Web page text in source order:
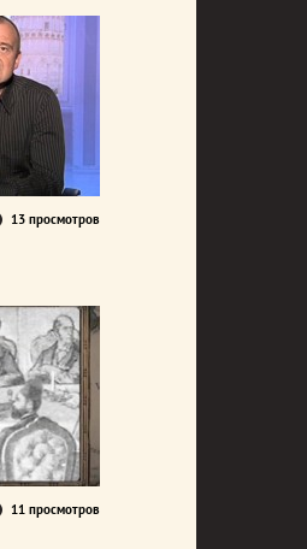
13 просмотров
11 просмотров